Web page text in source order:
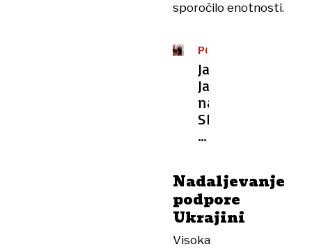
sporočilo enotnosti.
PO
VOLITVAH
Janez
Janša
naznanil:
SDS
vlade
sestavljala
za
vsako
ceno
Nadaljevanje
podpore
Ukrajini
Visoka